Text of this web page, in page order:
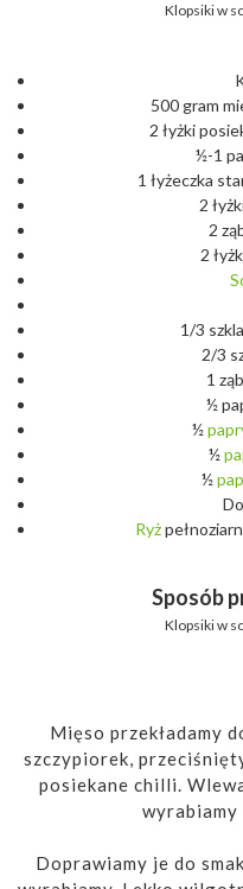
Klopsiki w
500 gram
2 łyżki
½-1
1 łyżeczka
2
2
2
1/3
2/3
1
½
½
½
½
Ryż
Sposób
Klopsiki w
Mięso przekładamy
szczypiorek,
posiekane chilli.
wyrabiamy
Doprawiamy je do